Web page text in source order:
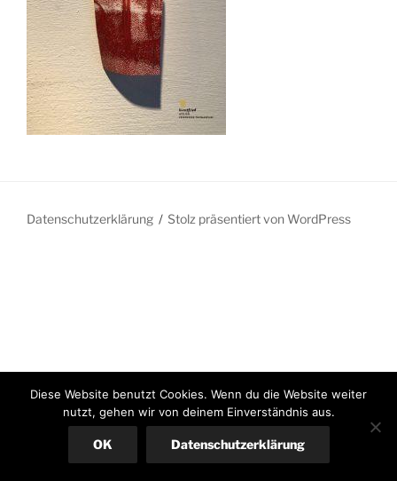
Datenschutzerklärung Stolz präsentiert von WordPress
Diese Website benutzt Cookies. Wenn du die Website weiter
nutzt, gehen wir von deinem Einverständnis aus.
OK Datenschutzerklärung